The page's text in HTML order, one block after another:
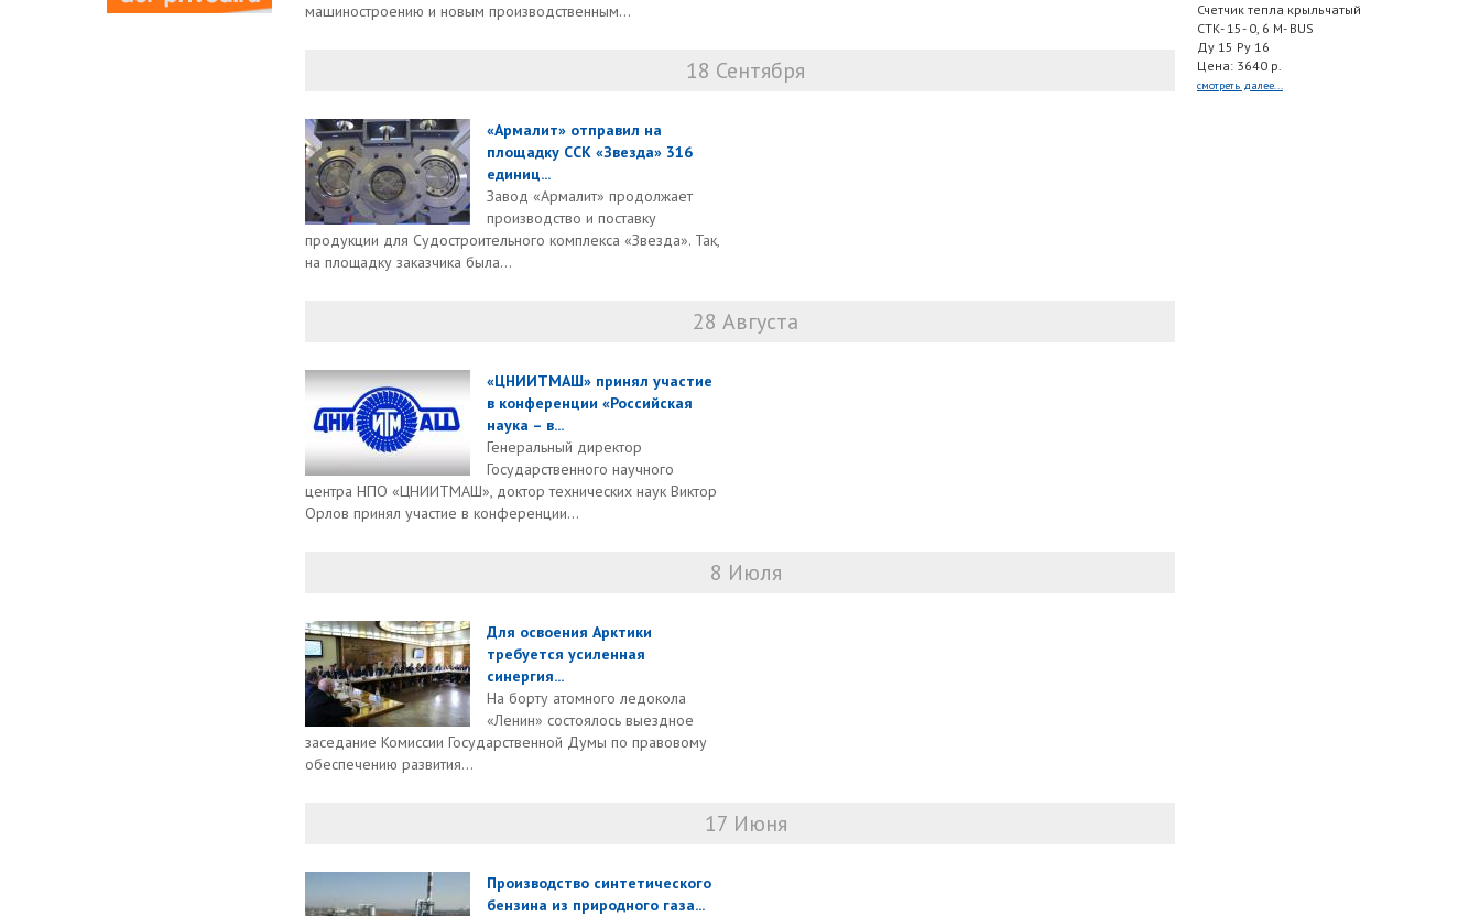
машиностроению и новым производственным...
18 Сентября
«Армалит» отправил на
площадку ССК «Звезда» 316
единиц...
Завод «Армалит» продолжает
производство и поставку
продукции для Судостроительного комплекса «Звезда». Так,
на площадку заказчика была...
28 Августа
«ЦНИИТМАШ» принял участие
в конференции «Российская
наука – в...
Генеральный директор
Государственного научного
центра НПО «ЦНИИТМАШ», доктор технических наук Виктор
Орлов принял участие в конференции...
8 Июля
Для освоения Арктики
требуется усиленная
синергия...
На борту атомного ледокола
«Ленин» состоялось выездное
заседание Комиссии Государственной Думы по правовому
обеспечению развития...
17 Июня
Производство синтетического
бензина из природного газа...
Счетчик тепла крыльчатый
СТК- 15- 0, 6 M- BUS
Ду 15 Ру 16
Цена: 3640 р.
смотреть далее...